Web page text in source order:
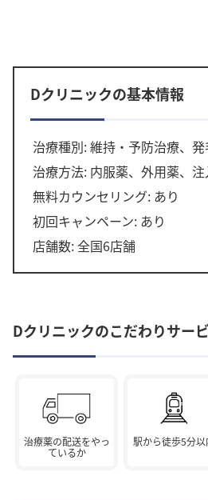
Dクリニックの基本情報
治療種別: 維持・予防治療、
治療方法: 内服薬、外用薬、
無料カウンセリング: あり
初回キャンペーン: あり
店舗数: 全国6店舗
Dクリニックのこだわりサー
治療薬の配送をやっ
ているか
駅から徒歩5分以